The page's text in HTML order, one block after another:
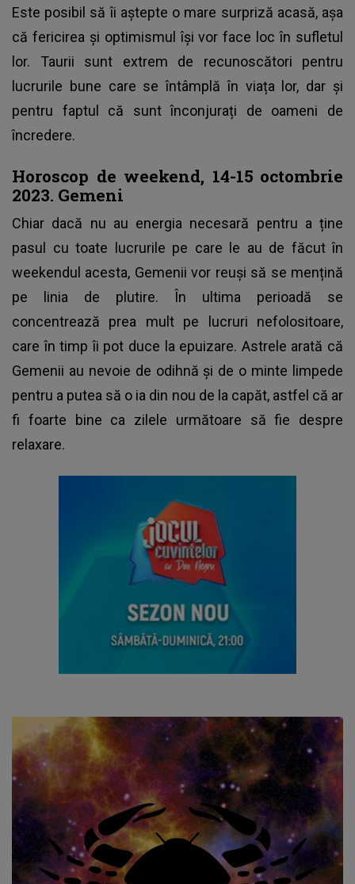
Este posibil să îi aștepte o mare surpriză acasă, așa
că fericirea și optimismul își vor face loc în sufletul
lor. Taurii sunt extrem de recunoscători pentru
lucrurile bune care se întâmplă în viața lor, dar și
pentru faptul că sunt înconjurați de oameni de
încredere.
Horoscop de weekend, 14-15 octombrie
2023. Gemeni
Chiar dacă nu au energia necesară pentru a ține
pasul cu toate lucrurile pe care le au de făcut în
weekendul acesta, Gemenii vor reuși să se mențină
pe linia de plutire. În ultima perioadă se
concentrează prea mult pe lucruri nefolositoare,
care în timp îi pot duce la epuizare. Astrele arată că
Gemenii au nevoie de odihnă și de o minte limpede
pentru a putea să o ia din nou de la capăt, astfel că ar
fi foarte bine ca zilele următoare să fie despre
relaxare.